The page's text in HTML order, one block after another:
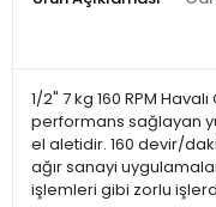
1/2" 7 kg 160 RPM
performans sağlayan
el aletidir. 160 devir/
ağır sanayi
işlemleri gibi zorlu